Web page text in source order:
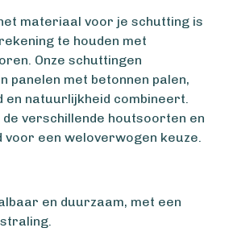
materiaal voor je schutting is
te houden met
Onze schuttingen
panelen met betonnen palen,
en natuurlijkheid combineert.
verschillende houtsoorten en
voor een weloverwogen keuze.
en duurzaam, met een